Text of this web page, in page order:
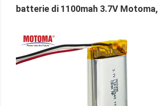
batterie di 1100mah 3.7V